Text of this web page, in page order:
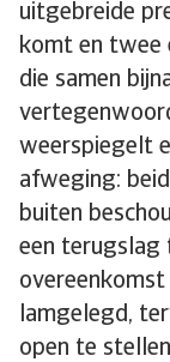
uitgebreide
komt en twee
die samen
weerspiegelt
afweging:
buiten
een terugslag
lamgelegd,
open te